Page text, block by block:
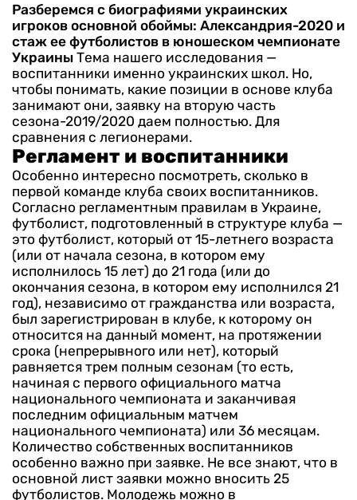
Разберемся с биографиями украинских
игроков основной обоймы: Александрия-2020 и
стаж ее футболистов в юношеском чемпионате
Украины Тема нашего исследования —
воспитанники именно украинских школ. Но,
чтобы понимать, какие позиции в основе клуба
занимают они, заявку на вторую часть
сезона-2019/2020 даем полностью. Для
сравнения с легионерами.
Регламент и воспитанники
Особенно интересно посмотреть, сколько в
первой команде клуба своих воспитанников.
Согласно регламентным правилам в Украине,
футболист, подготовленный в структуре клуба —
это футболист, который от 15-летнего возраста
(или от начала сезона, в котором ему
исполнилось 15 лет) до 21 года (или до
окончания сезона, в котором ему исполнился 21
год), независимо от гражданства или возраста,
был зарегистрирован в клубе, к которому он
относится на данный момент, на протяжении
срока (непрерывного или нет), который
равняется трем полным сезонам (то есть,
начиная с первого официального матча
национального чемпионата и заканчивая
последним официальным матчем
национального чемпионата) или 36 месяцам.
Количество собственных воспитанников
особенно важно при заявке. Не все знают, что в
основной лист заявки можно вносить 25
футболистов. Молодежь можно в